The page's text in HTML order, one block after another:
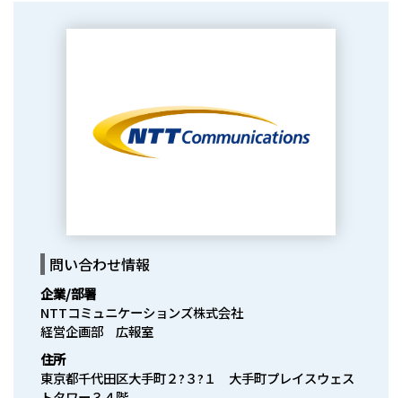
問い合わせ情報
企業/部署
NTTコミュニケーションズ株式会社
経営企画部　広報室
住所
東京都千代田区大手町２?３?１　大手町プレイスウェス